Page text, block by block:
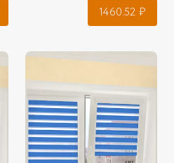
1460.52 ₽